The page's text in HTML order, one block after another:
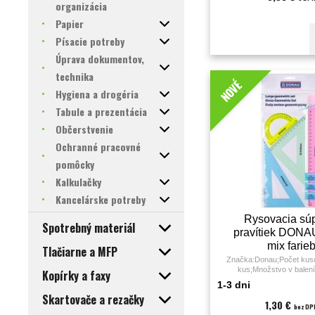
organizácia
Papier
Písacie potreby
Úprava dokumentov,
technika
Hygiena a drogéria
Tabule a prezentácia
Občerstvenie
Ochranné pracovné
pomôcky
Kalkulačky
Kancelárske potreby
Spotrebný materiál
Tlačiarne a MFP
Kopírky a faxy
Skartovače a rezačky
NOVÉ
Rysovacia
pravítiek
mix farieb
Značka:Donau;Počet
kus;Množstvo v
1-3 dni
1,30 €bez